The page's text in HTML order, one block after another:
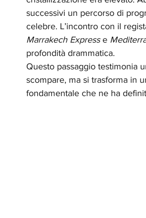
successivi un percorso di
celebre. L’incontro con il
Marrakech Express e
profondità drammatica.
Questo passaggio testimonia
scompare, ma si trasforma in
fondamentale che ne ha